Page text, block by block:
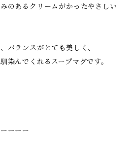
のあるクリームがかったやさしい
バランスがとても美しく、
染んでくれるスープマグです。
ーーー